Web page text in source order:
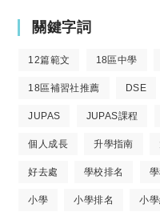
關鍵字詞
12篇範文 18區中學
18區補習社推薦 DSE
JUPAS JUPAS課程
個人成長 升學指南
好去處 學校排名
小學 小學排名 小